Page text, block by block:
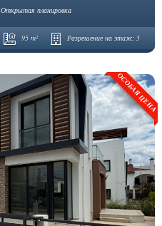
Открытая планировка
95 m² Разрешение на этаж: 5
ОСОБАЯ ЦЕНА